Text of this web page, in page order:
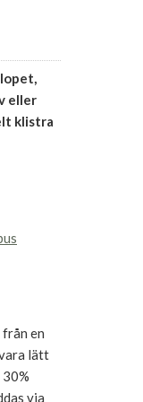
eller
klistra
en
lätt
via